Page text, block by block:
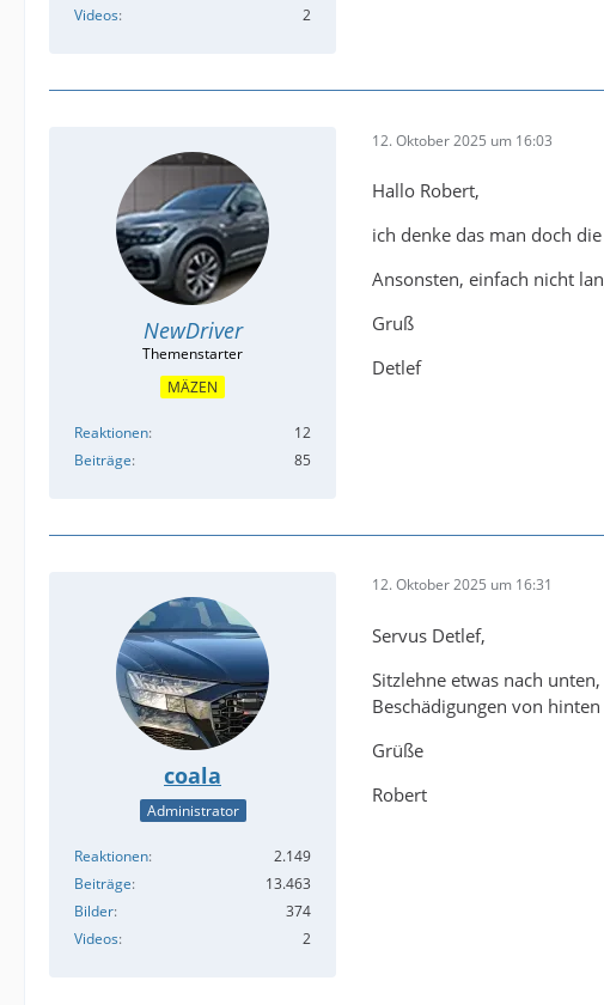
Videos
2
NewDriver
MÄZEN
Reaktionen
12
Beiträge
85
12. Oktober 2025 um 16:03
Hallo Robert,
ich denke das man doch
Ansonsten, einfach nicht
Gruß
Detlef
coala
Administrator
Reaktionen
2.149
Beiträge
13.463
Bilder
374
Videos
2
12. Oktober 2025 um 16:31
Servus Detlef,
Sitzlehne etwas nach
Beschädigungen von
Grüße
Robert